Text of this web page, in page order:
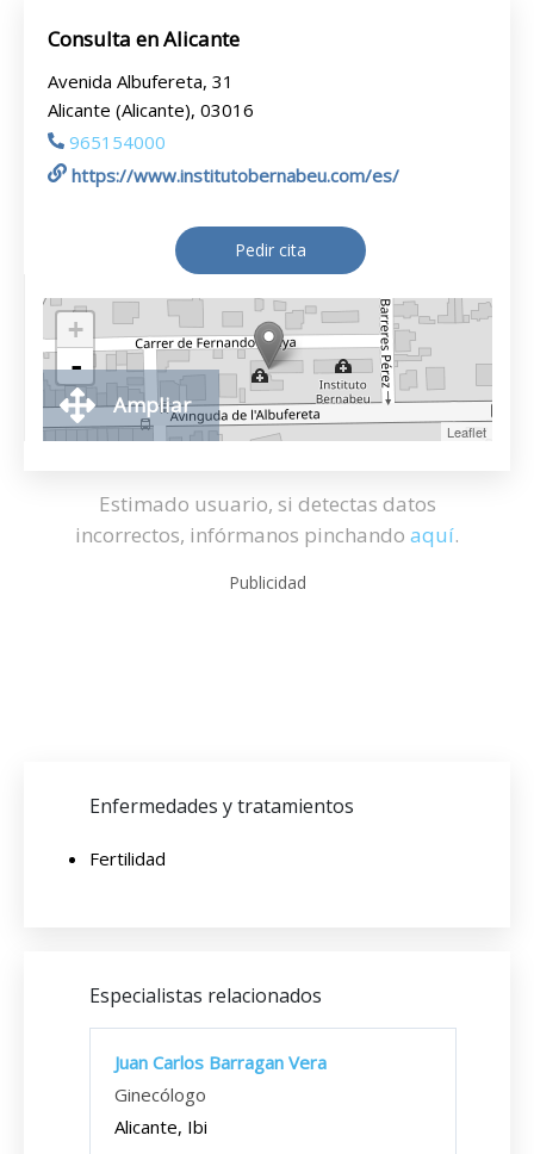
Consulta en Alicante
Avenida Albufereta, 31
Alicante (Alicante), 03016
965154000
https://www.institutobernabeu.com/es/
Pedir cita
+
-
Leaflet
Ampliar
Estimado usuario, si detectas datos
incorrectos, infórmanos pinchando aquí.
Publicidad
Enfermedades y tratamientos
Fertilidad
Especialistas relacionados
Juan Carlos Barragan Vera
Ginecólogo
Alicante, Ibi